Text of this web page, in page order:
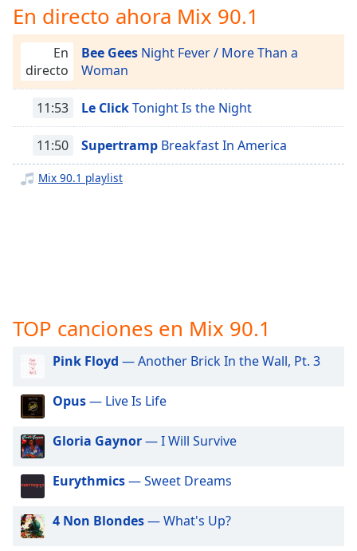
Playback
Rate
Chapters
Descriptions
descriptions
off,
settings
subtitles
off
selected
Track
in-
Picture
Fullscreen
This
En directo ahora Mix 90.1
En
directo
Bee Gees Night Fever / More Than a
Woman
11:53 Le ClickTonight Is the Night
11:50 Supertramp Breakfast In America
Mix 90.1 playlist
TOP canciones en Mix 90.1
Pink Floyd — Another Brick In the Wall, Pt. 3
Opus— Live Is Life
Gloria Gaynor— I Will Survive
Eurythmics— Sweet Dreams
4 Non Blondes— What's Up?